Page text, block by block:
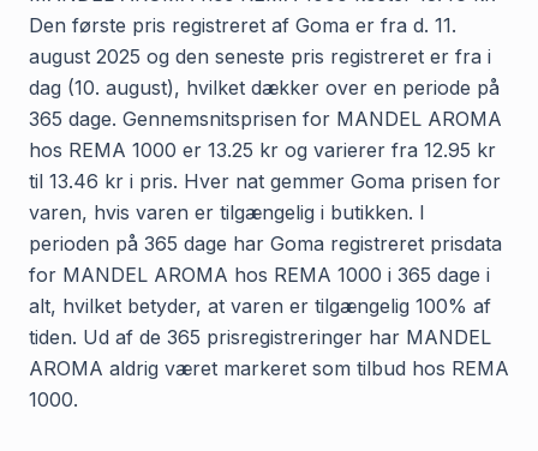
Den første pris registreret af Goma er fra d. 11.
august 2025 og den seneste pris registreret er fra i
dag (10. august), hvilket dækker over en periode på
365 dage. Gennemsnitsprisen for MANDEL AROMA
hos REMA 1000 er 13.25 kr og varierer fra 12.95 kr
til 13.46 kr i pris. Hver nat gemmer Goma prisen for
varen, hvis varen er tilgængelig i butikken. I
perioden på 365 dage har Goma registreret prisdata
for MANDEL AROMA hos REMA 1000 i 365 dage i
alt, hvilket betyder, at varen er tilgængelig 100% af
tiden. Ud af de 365 prisregistreringer har MANDEL
AROMA aldrig været markeret som tilbud hos REMA
1000.